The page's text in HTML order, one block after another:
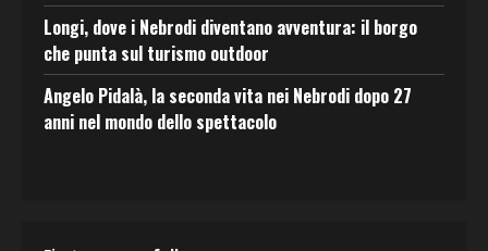
Longi, dove i Nebrodi diventano avventura: il borgo
che punta sul turismo outdoor
Angelo Pidalà, la seconda vita nei Nebrodi dopo 27
anni nel mondo dello spettacolo